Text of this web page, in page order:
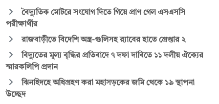
বৈদ্যুতিক মোটরে সংযোগ দিতে গিয়ে প্রাণ গেল এসএসসি
পরীক্ষার্থীর
রাজবাড়ীতে বিদেশি অস্ত্র-গুলিসহ র‍্যাবের হাতে গ্রেপ্তার ২
বিদ্যুতের মূল্য বৃদ্ধির প্রতিবাদে ৭ দফা দাবিতে ১১ দলীয় ঐক্যের
স্মারকলিপি প্রদান
ঝিনাইদহে অধিগ্রহণ করা মহাসড়কের জমি থেকে ১৯ স্থাপনা
উচ্ছেদ